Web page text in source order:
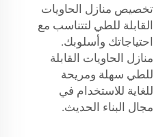
تخصيص منازل الحاويات
القابلة للطي لتتناسب مع
احتياجاتك وأسلوبك.
منازل الحاويات القابلة
للطي سهلة ومريحة
للغاية للاستخدام في
مجال البناء الحديث.